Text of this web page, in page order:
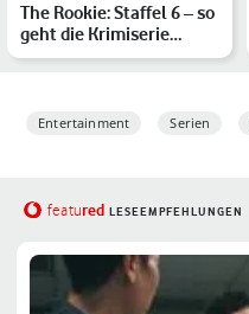
The Rookie: Staffel 6 – so
geht die Krimiserie
weiter
Entertainment Serien
featured LESEEMPFEHLUNGEN